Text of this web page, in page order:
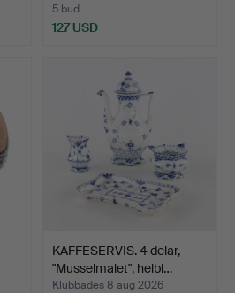
5 bud
127 USD
KAFFESERVIS. 4 delar,
"Musselmalet", helbl…
Klubbades 8 aug 2026